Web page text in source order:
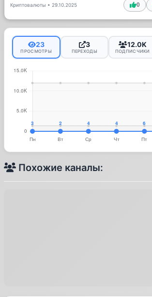
Криптовалюты • 29.10.2025 0
23
ПРОСМОТРЫ
3
ПЕРЕХОДЫ
12.0K
ПОДПИСЧИКИ
Похожие каналы: